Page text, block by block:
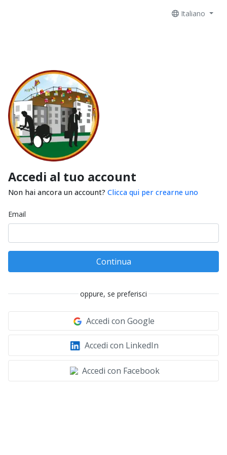
Italiano
Accedi al tuo account
Non hai ancora un account? Clicca qui per crearne uno
Email
Continua
oppure, se preferisci
Accedi con Google
Accedi con LinkedIn
Accedi con Facebook